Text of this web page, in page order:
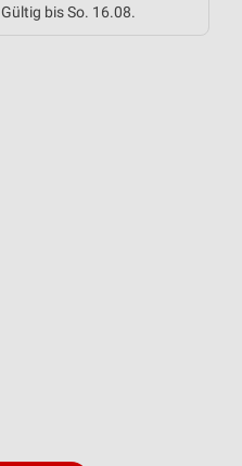
Gültig bis So. 16.08.